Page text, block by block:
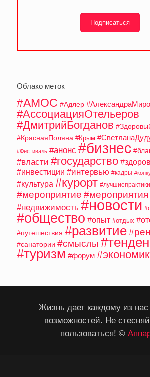
Подписаться
Облако меток
#АМОС #Адлер
#АссоциацияОтельеров
#ДмитрийБогданов
#КраснаяПоляна #Крым
#Фестиваль #анонс #бизнес
#власти #государство
#инвестиции #интервью #кадры
#культура #курорт #лучшиепрактики
#мероприятие #мероприятия
#недвижимость #новости
#общество #опыт #отдых
#путешествия #развитие
#санатории #смыслы
#туризм #форум
Жизнь дает каждому из
возможностей. Не
пользоваться! ©